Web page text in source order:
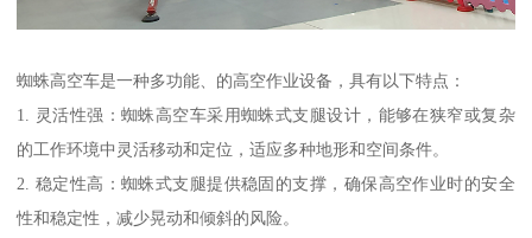
蜘蛛高空车是一种多功能、的高空作业设备，具有以下特点：
1. 灵活性强：蜘蛛高空车采用蜘蛛式支腿设计，能够在狭窄或复杂
的工作环境中灵活移动和定位，适应多种地形和空间条件。
2. 稳定性高：蜘蛛式支腿提供稳固的支撑，确保高空作业时的安全
性和稳定性，减少晃动和倾斜的风险。